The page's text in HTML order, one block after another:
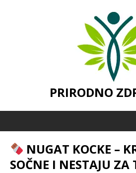
PRIRODNO
NUGAT KOCKE –
SOČNE I NESTAJU ZA